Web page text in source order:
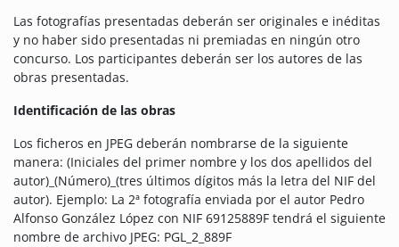
Las fotografías presentadas deberán ser originales e inéditas
y no haber sido presentadas ni premiadas en ningún otro
concurso. Los participantes deberán ser los autores de las
obras presentadas.
Identificación de las obras
Los ficheros en JPEG deberán nombrarse de la siguiente
manera: (Iniciales del primer nombre y los dos apellidos del
autor)_(Número)_(tres últimos dígitos más la letra del NIF del
autor). Ejemplo: La 2ª fotografía enviada por el autor Pedro
Alfonso González López con NIF 69125889F tendrá el siguiente
nombre de archivo JPEG: PGL_2_889F